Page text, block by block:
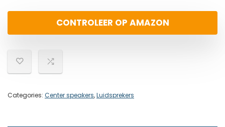
CONTROLEER OP AMAZON
Categories: Center speakers,Luidsprekers